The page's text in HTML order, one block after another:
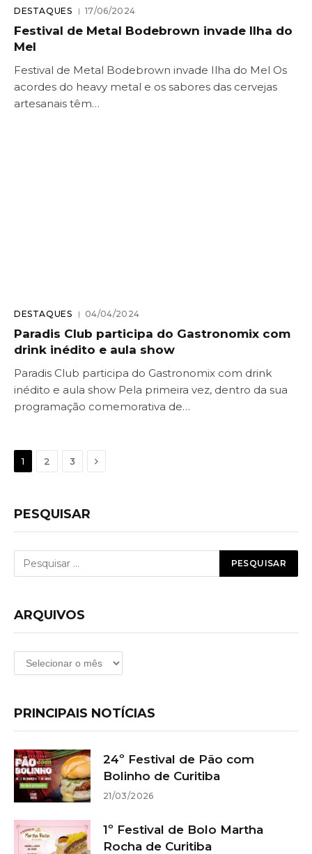
DESTAQUES 17/06/2024
Festival de Metal Bodebrown invade Ilha do
Mel
Festival de Metal Bodebrown invade Ilha do Mel Os
acordes do heavy metal e os sabores das cervejas
artesanais têm…
DESTAQUES 04/04/2024
Paradis Club participa do Gastronomix com
drink inédito e aula show
Paradis Club participa do Gastronomix com drink
inédito e aula show Pela primeira vez, dentro da sua
programação comemorativa de…
1 2 3 Next
PESQUISAR
ARQUIVOS
Arquivos
PRINCIPAIS NOTÍCIAS
24º Festival de Pão com
Bolinho de Curitiba
21/03/2026
1º Festival de Bolo Martha
Rocha de Curitiba